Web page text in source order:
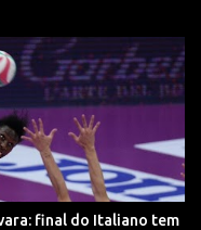
final do Italiano tem